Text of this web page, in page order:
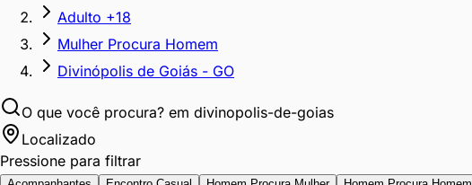
Adulto +18
Mulher Procura Homem
Divinópolis de Goiás - GO
O que você procura? em divinopolis-de-goias
Localizado
Pressione para filtrar